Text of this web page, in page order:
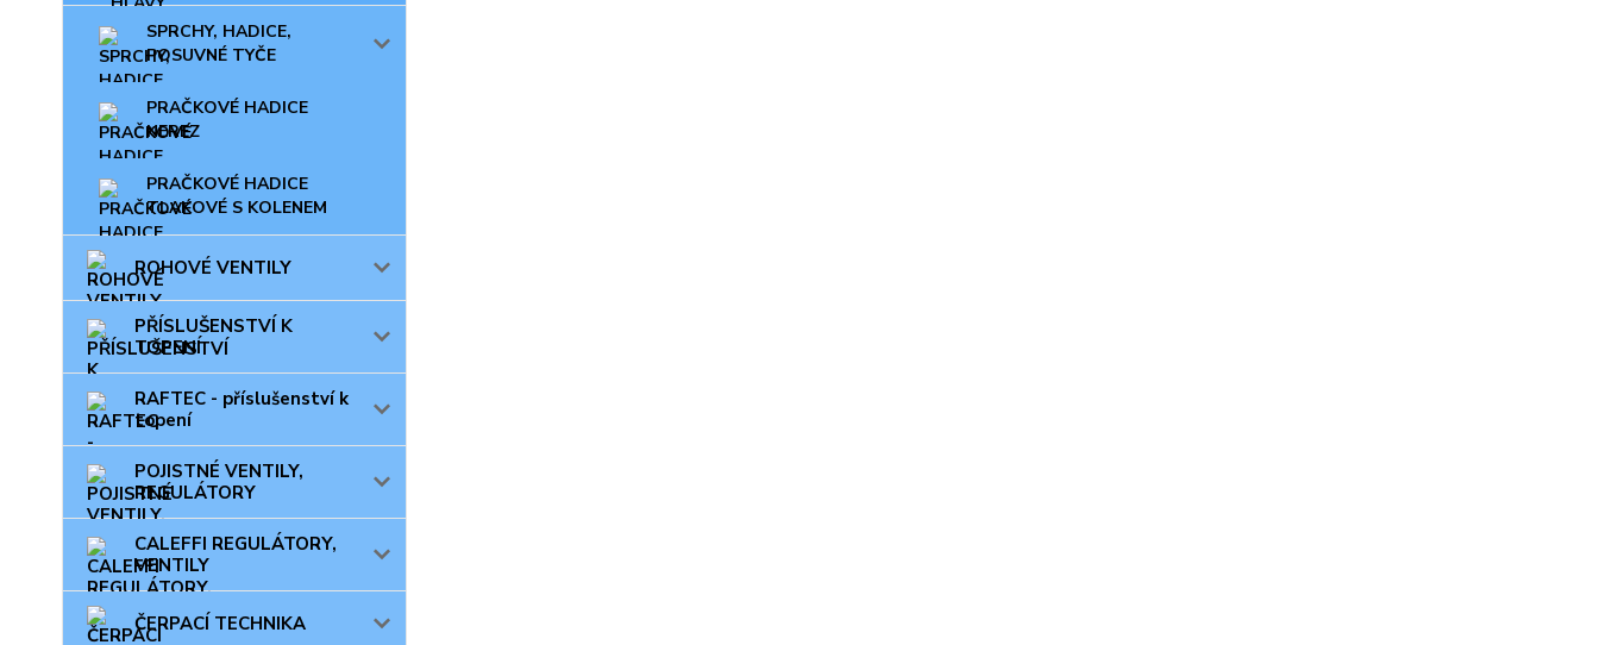
SPRCHY, HADICE,
POSUVNÉ TYČE
PRAČKOVÉ HADICE
NEREZ
PRAČKOVÉ HADICE
TLAKOVÉ S KOLENEM
ROHOVÉ VENTILY
PŘÍSLUŠENSTVÍ K
TOPENÍ
RAFTEC - příslušenství k
topení
POJISTNÉ VENTILY,
REGULÁTORY
CALEFFI REGULÁTORY,
VENTILY
ČERPACÍ TECHNIKA